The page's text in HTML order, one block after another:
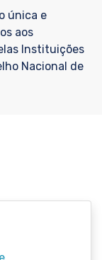
única e
aos
Instituições
Nacional de